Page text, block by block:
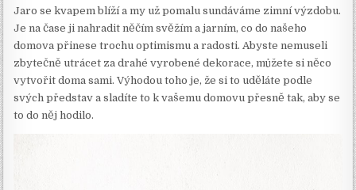
Jaro se kvapem blíží a my už pomalu sundáváme zimní výzdobu.
Je na čase ji nahradit něčím svěžím a jarním, co do našeho
domova přinese trochu optimismu a radosti. Abyste nemuseli
zbytečně utrácet za drahé vyrobené dekorace, můžete si něco
vytvořit doma sami. Výhodou toho je, že si to uděláte podle
svých představ a sladíte to k vašemu domovu přesně tak, aby se
to do něj hodilo.